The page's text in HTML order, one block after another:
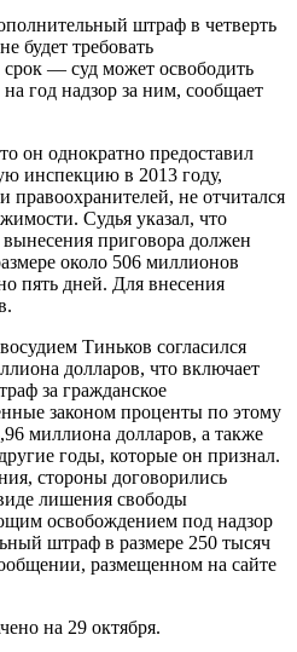
штраф в четверть
будет требовать
— суд может освободить
год надзор за ним, сообщает
он однократно предоставил
инспекцию в 2013 году,
правоохранителей, не отчитался
Судья указал, что
приговора должен
около 506 миллионов
пять дней. Для внесения
Тиньков согласился
долларов, что включает
за гражданское
законом проценты по этому
миллиона долларов, а также
годы, которые он признал.
стороны договорились
лишения свободы
освобождением под надзор
штраф в размере 250 тысяч
размещенном на сайте
на 29 октября.